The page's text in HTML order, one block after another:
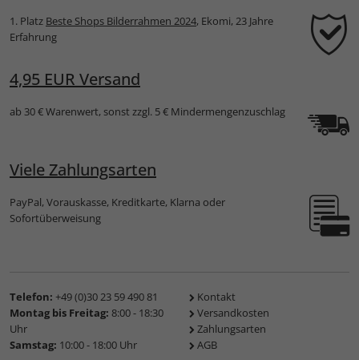
1. Platz Beste Shops Bilderrahmen 2024, Ekomi, 23 Jahre
Erfahrung
4,95 EUR Versand
ab 30 € Warenwert, sonst zzgl. 5 € Mindermengenzuschlag
Viele Zahlungsarten
PayPal, Vorauskasse, Kreditkarte, Klarna oder
Sofortüberweisung
Telefon: +49 (0)30 23 59 490 81
Montag bis Freitag: 8:00 - 18:30
Uhr
Samstag: 10:00 - 18:00 Uhr
Kontakt
Versandkosten
Zahlungsarten
AGB